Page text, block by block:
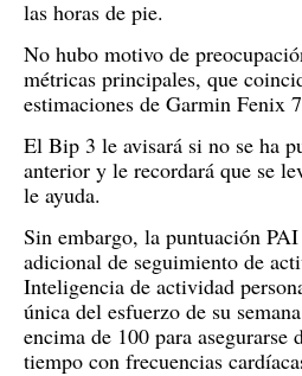
las horas de pie.
No hubo motivo de
métricas principales, que
estimaciones de Garmin Fenix
El Bip 3 le avisará si no se ha
anterior y le recordará que se
le ayuda.
Sin embargo, la puntuación PAI
adicional de seguimiento de
Inteligencia de actividad
única del esfuerzo de su
encima de 100 para asegurarse
tiempo con frecuencias